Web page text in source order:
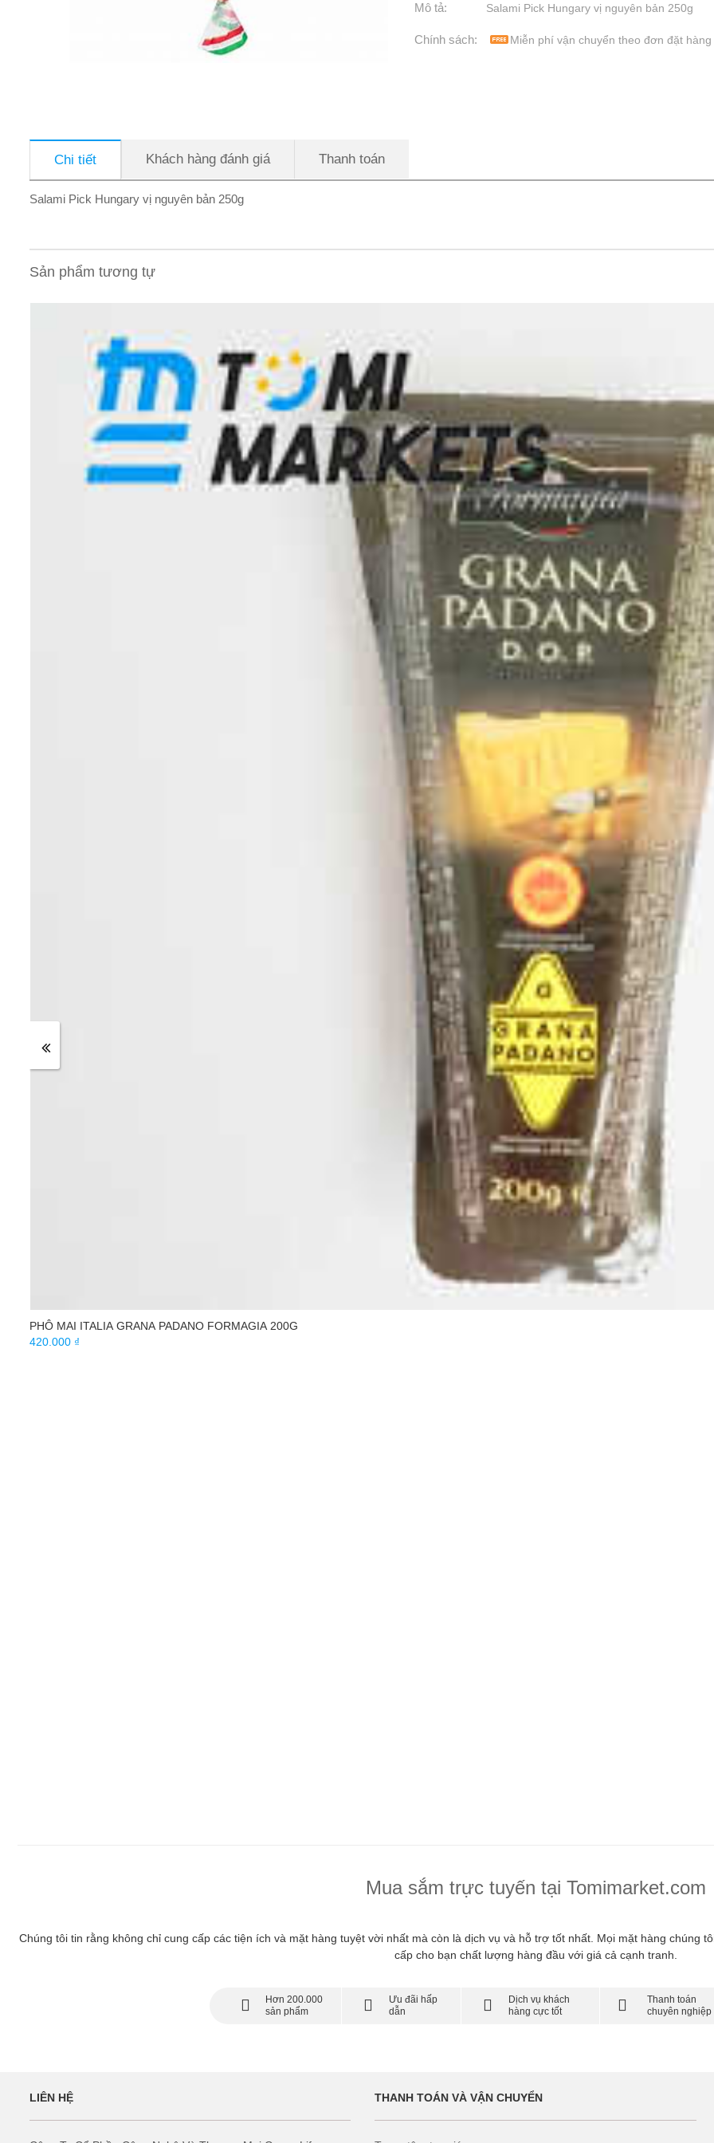
Mô tả: Salami Pick Hungary vị nguyên bản 250g
Chính sách: Miễn phí vận chuyển theo đơn đặt
Chi tiết Khách hàng đánh giá Thanh toán
Salami Pick Hungary vị nguyên bản 250g
Sản phẩm tương tự
PHÔ MAI ITALIA GRANA PADANO FORMAGIA 200G
420.000 ₫
Mua sắm trực tuyến tại Tomimarket.com
Chúng tôi tin rằng không chỉ cung cấp các tiện ích và mặt hàng tuyệt vời nhất mà còn là dịch vụ và hỗ trợ tốt nhất. Mọi mặt hàng chúng
cấp cho bạn chất lượng hàng đầu với giá cả cạnh tranh.
Hơn 200.000
sản phẩm
Ưu đãi hấp
dẫn
Dịch vụ khách
hàng cực tốt
Thanh toán
chuyên nghiệp
LIÊN HỆ THANH TOÁN VÀ VẬN CHUYỂN